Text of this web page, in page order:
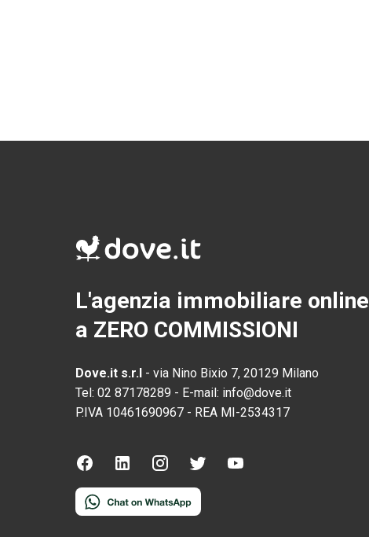
L'agenzia immobiliare online
a ZERO COMMISSIONI
Dove.it s.r.l - via Nino Bixio 7, 20129 Milano
Tel: 02 87178289 - E-mail: info@dove.it
P.IVA 10461690967 - REA MI-2534317